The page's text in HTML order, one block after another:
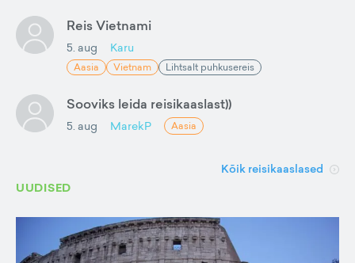
Reis Vietnami
5. aug Karu
Aasia Vietnam Lihtsalt puhkusereis
Sooviks leida reisikaaslast))
5. aug MarekP Aasia
Kõik reisikaaslased
UUDISED